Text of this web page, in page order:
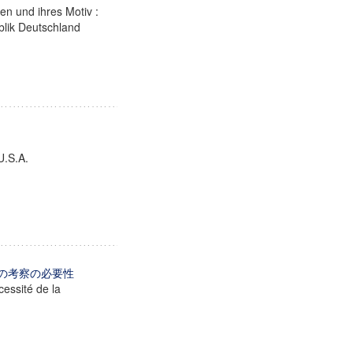
und ihres Motiv :
Deutschland
考察の必要性
de la